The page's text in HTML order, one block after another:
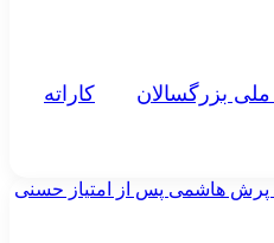
ملی بزرگسالان
کاراته
پرش هاشمی پس از امتیاز حسنی